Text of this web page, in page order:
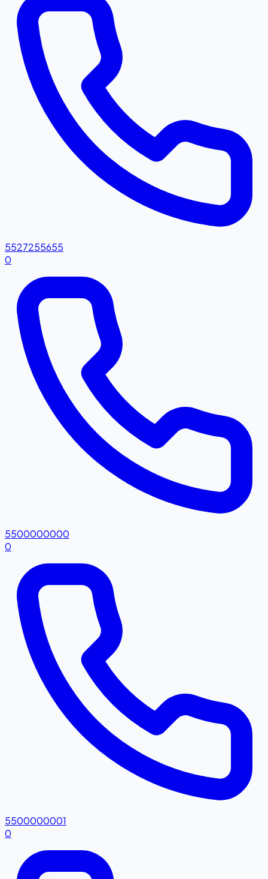
5527255655
0
5500000000
0
5500000001
0